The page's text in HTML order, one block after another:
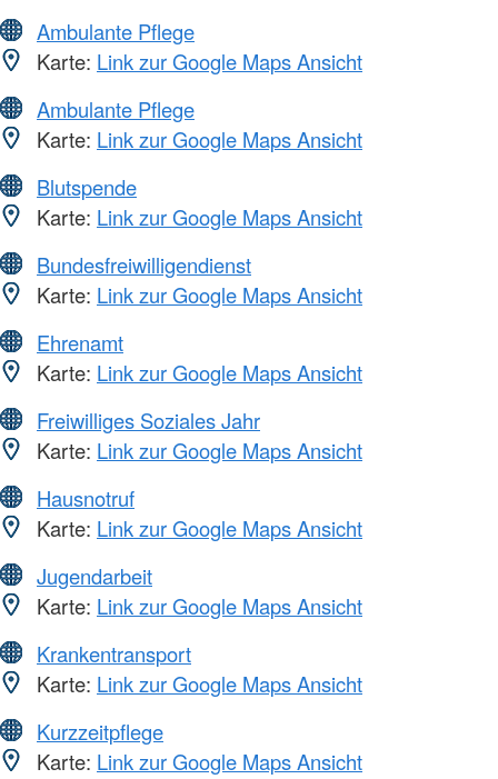
Ambulante Pflege
Karte: Link zur Google Maps Ansicht
Ambulante Pflege
Karte: Link zur Google Maps Ansicht
Blutspende
Karte: Link zur Google Maps Ansicht
Bundesfreiwilligendienst
Karte: Link zur Google Maps Ansicht
Ehrenamt
Karte: Link zur Google Maps Ansicht
Freiwilliges Soziales Jahr
Karte: Link zur Google Maps Ansicht
Hausnotruf
Karte: Link zur Google Maps Ansicht
Jugendarbeit
Karte: Link zur Google Maps Ansicht
Krankentransport
Karte: Link zur Google Maps Ansicht
Kurzzeitpflege
Karte: Link zur Google Maps Ansicht